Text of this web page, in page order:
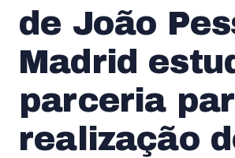
de João
Madrid
parceria
realização